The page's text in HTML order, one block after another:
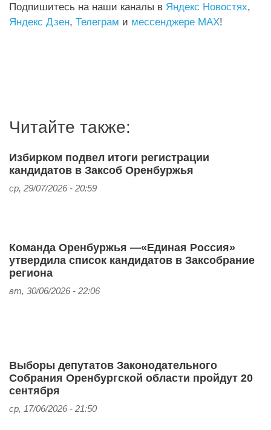
Подпишитесь на наши каналы в Яндекс Новостях,
Яндекс Дзен, Телеграм и мессенджере MAX!
Читайте также:
Избирком подвел итоги регистрации
кандидатов в Заксоб Оренбуржья
ср, 29/07/2026 - 20:59
Команда Оренбуржья —«Единая Россия»
утвердила список кандидатов в Заксобрание
региона
вт, 30/06/2026 - 22:06
Выборы депутатов Законодательного
Собрания Оренбургской области пройдут 20
сентября
ср, 17/06/2026 - 21:50